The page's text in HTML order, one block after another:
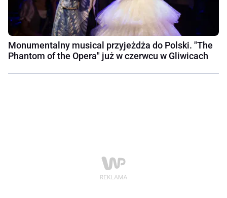
Monumentalny musical przyjeżdża do Polski. "The
Phantom of the Opera" już w czerwcu w Gliwicach